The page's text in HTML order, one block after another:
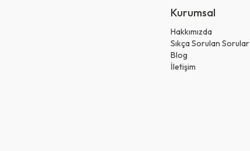
Kurumsal
Hakkımızda
Sıkça Sorulan Sorular
Blog
İletişim